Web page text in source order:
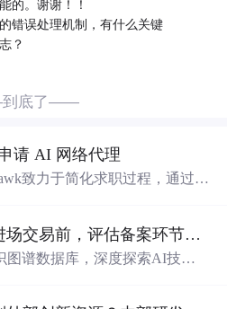
的。谢谢！！
错误处理机制，有什么关键
？
底了——
请 AI 网络代理
致力于简化求职过程，通过自
科技成果转化项目进场交易前，评估备案环节需要准备哪些材料？.docx
图谱数据库，深度探索AI技术